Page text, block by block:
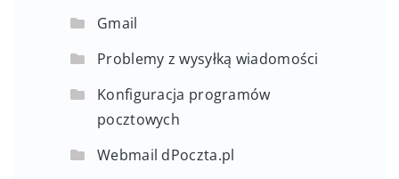
Gmail
Problemy z wysyłką wiadomości
Konfiguracja programów
pocztowych
Webmail dPoczta.pl